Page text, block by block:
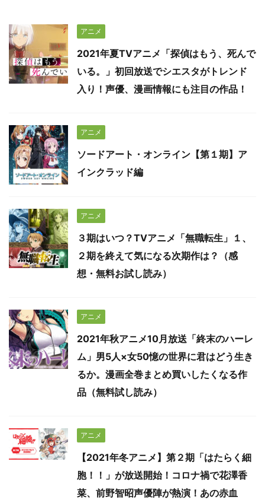
アニメ
2021年夏TVアニメ「探偵はもう、死んで
いる。」初回放送でシエスタがトレンド
入り！声優、漫画情報にも注目の作品！
アニメ
ソードアート・オンライン【第１期】ア
インクラッド編
アニメ
３期はいつ？TVアニメ「無職転生」１、
２期を終えて気になる次期作は？（感
想・無料お試し読み）
アニメ
2021年秋アニメ10月放送「終末のハーレ
ム」男5人×女50憶の世界に君はどう生き
るか。漫画全巻まとめ買いしたくなる作
品（無料試し読み）
アニメ
【2021年冬アニメ】第２期「はたらく細
胞！！」が放送開始！コロナ禍で花澤香
菜、前野智昭声優陣が熱演！あの赤血